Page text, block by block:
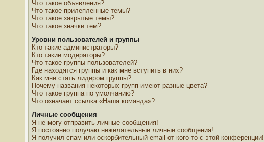
Что такое объявления?
Что такое прилепленные темы?
Что такое закрытые темы?
Что такое значки тем?
Уровни пользователей и группы
Кто такие администраторы?
Кто такие модераторы?
Что такое группы пользователей?
Где находятся группы и как мне вступить в них?
Как мне стать лидером группы?
Почему названия некоторых групп имеют разные цвета?
Что такое группа по умолчанию?
Что означает ссылка «Наша команда»?
Личные сообщения
Я не могу отправить личные сообщения!
Я постоянно получаю нежелательные личные сообщения!
Я получил спам или оскорбительный email от кого-то с этой конференции!